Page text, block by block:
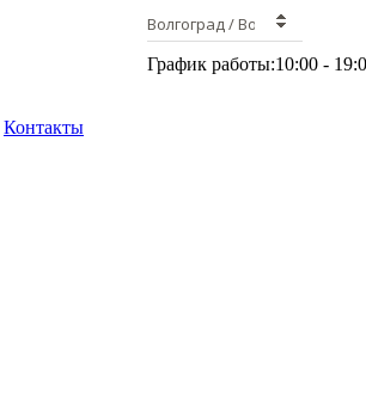
Волгоград / Волжский
График работы:10:00 -
Контакты